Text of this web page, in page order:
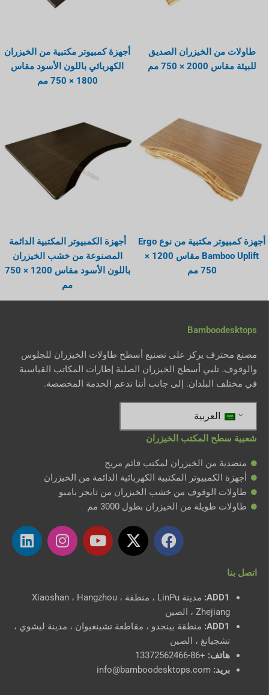
طاولات من الخيزران الصديق
للبيئة مقاس 2000 × 750 مم
أجهزة كمبيوتر مكتبية من الخيزران
الكهربائي باللون الأسود مقاس
1800 × 750 مم
أجهزة كمبيوتر مكتبية من نوع Ergo
Bamboo Uplift مقاس 1200 ×
750 مم
أجهزة الكمبيوتر المكتبية الدائمة
المصنوعة من خشب الخيزران
باللون الأسود مقاس 1200 × 750
مم
Bamboodesktops
مصنع محترف يركز على تصنيع أسطح طاولات الخيزران للجلوس
والوقوف. تلبي أسطح الخيزران الصلبة إطارات المكاتب القياسية
في مختلف البلدان. إلى جانب أننا ندعم الخدمة المخصصة.
العربية
شعبية سطح المكتب الخيزران
منضدية من الخيزران لمكتب قائم مريح
أجهزة الكمبيوتر المكتبية الكهربائية الدائمة من الخيزران
طاولات الوقوف من خشب الخيزران من تايجر بامبو
طاولات طويلة من الخيزران بطول 3000 مم
ف
ي
و
ك
ا
ك
و
ت
م
و
ي
و
ت
ب
ا
ن
غ
ا
ي
ن
اتصل بنا
ADD1:
مدينة LinPu ، منطقة Xiaoshan ، Hangzhou ،
Zhejiang ، الصين
ADD1: منطقة بينجدو ، مقاطعة تشينغيوان ، مدينة ليشوي ،
تشجيانغ ، الصين
هاتف:+86-13372562466
بريد:info@bamboodesktops.com